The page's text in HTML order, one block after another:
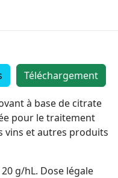
Téléchargement
à base de citrate
pour le traitement
vins et autres produits
g/hL. Dose légale